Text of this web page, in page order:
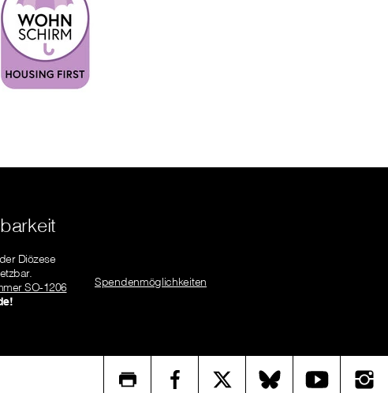
Diözese
SO-1206
Spendenmöglichkeiten